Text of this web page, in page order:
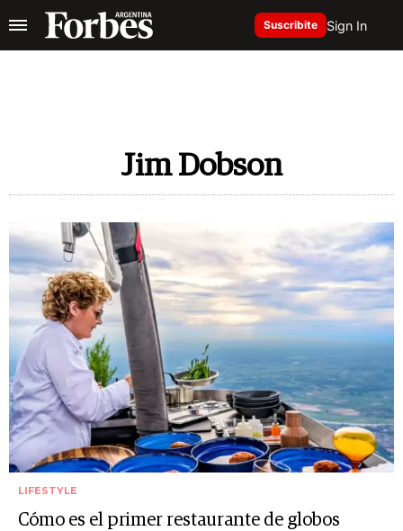
Suscribite Sign In
Jim Dobson
LIFESTYLE
Cómo es el primer restaurante de globos